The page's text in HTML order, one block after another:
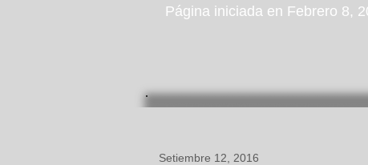
Página iniciada en Febrero 8,
Setiembre 12, 2016